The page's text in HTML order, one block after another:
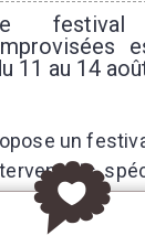
festival
11 au 14
un
des stages
cinéma,